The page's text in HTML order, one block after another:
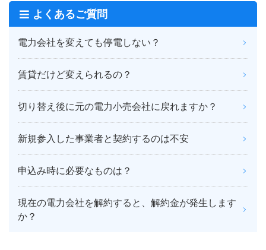
よくあるご質問
電力会社を変えても停電しない？
賃貸だけど変えられるの？
切り替え後に元の電力小売会社に戻れますか？
新規参入した事業者と契約するのは不安
申込み時に必要なものは？
現在の電力会社を解約すると、解約金が発生します
か？